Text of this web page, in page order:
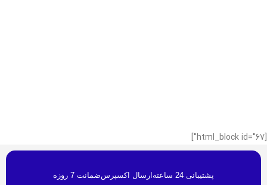
[html_block id="67"]
پشتیبانی 24 ساعته ارسال اکسپرسضمانت 7 روزه